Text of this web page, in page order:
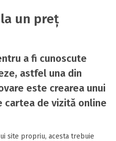
la un preț
a fi cunoscute
astfel una din
este crearea unui
cartea de vizită online
site propriu, acesta trebuie